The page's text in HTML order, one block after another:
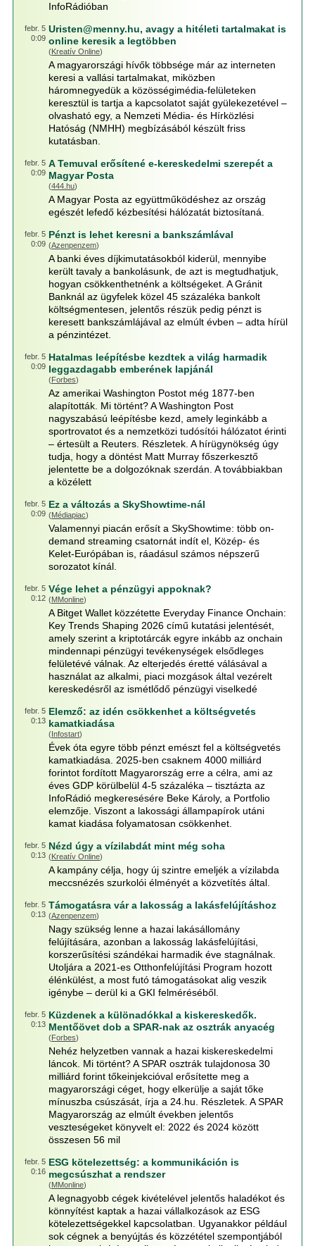
InfoRádióban
febr. 5
0:09
Uristen@menny.hu, avagy a hitéleti tartalmakat is
online keresik a legtöbben
(Kreatív Online)
A magyarországi hívők többsége már az interneten
keresi a vallási tartalmakat, miközben
háromnegyedük a közösségimédia-felületeken
keresztül is tartja a kapcsolatot saját gyülekezetével –
olvasható egy, a Nemzeti Média- és Hírközlési
Hatóság (NMHH) megbízásából készült friss
kutatásban.
febr. 5
0:09
A Temuval erősítené e-kereskedelmi szerepét a
Magyar Posta
(444.hu)
A Magyar Posta az együttműködéshez az ország
egészét lefedő kézbesítési hálózatát biztosítaná.
febr. 5
0:09
Pénzt is lehet keresni a bankszámlával
(Azenpenzem)
A banki éves díjkimutatásokból kiderül, mennyibe
került tavaly a bankolásunk, de azt is megtudhatjuk,
hogyan csökkenthetnénk a költségeket. A Gránit
Banknál az ügyfelek közel 45 százaléka bankolt
költségmentesen, jelentős részük pedig pénzt is
keresett bankszámlájával az elmúlt évben – adta hírül
a pénzintézet.
febr. 5
0:09
Hatalmas leépítésbe kezdtek a világ harmadik
leggazdagabb emberének lapjánál
(Forbes)
Az amerikai Washington Postot még 1877-ben
alapították. Mi történt? A Washington Post
nagyszabású leépítésbe kezd, amely leginkább a
sportrovatot és a nemzetközi tudósítói hálózatot érinti
– értesült a Reuters. Részletek. A hírügynökség úgy
tudja, hogy a döntést Matt Murray főszerkesztő
jelentette be a dolgozóknak szerdán. A továbbiakban
a közélett
febr. 5
0:09
Ez a változás a SkyShowtime-nál
(Médiapiac)
Valamennyi piacán erősít a SkyShowtime: több on-
demand streaming csatornát indít el, Közép- és
Kelet-Európában is, ráadásul számos népszerű
sorozatot kínál.
febr. 5
0:12
Vége lehet a pénzügyi appoknak?
(MMonline)
A Bitget Wallet közzétette Everyday Finance Onchain:
Key Trends Shaping 2026 című kutatási jelentését,
amely szerint a kriptotárcák egyre inkább az onchain
mindennapi pénzügyi tevékenységek elsődleges
felületévé válnak. Az elterjedés éretté válásával a
használat az alkalmi, piaci mozgások által vezérelt
kereskedésről az ismétlődő pénzügyi viselkedé
febr. 5
0:13
Elemző: az idén csökkenhet a költségvetés
kamatkiadása
(Infostart)
Évek óta egyre több pénzt emészt fel a költségvetés
kamatkiadása. 2025-ben csaknem 4000 milliárd
forintot fordított Magyarország erre a célra, ami az
éves GDP körülbelül 4-5 százaléka – tisztázta az
InfoRádió megkeresésére Beke Károly, a Portfolio
elemzője. Viszont a lakossági állampapírok utáni
kamat kiadása folyamatosan csökkenhet.
febr. 5
0:13
Nézd úgy a vízilabdát mint még soha
(Kreatív Online)
A kampány célja, hogy új szintre emeljék a vízilabda
meccsnézés szurkolói élményét a közvetítés által.
febr. 5
0:13
Támogatásra vár a lakosság a lakásfelújításhoz
(Azenpenzem)
Nagy szükség lenne a hazai lakásállomány
felújítására, azonban a lakosság lakásfelújítási,
korszerűsítési szándékai harmadik éve stagnálnak.
Utoljára a 2021-es Otthonfelújítási Program hozott
élénkülést, a most futó támogatásokat alig veszik
igénybe – derül ki a GKI felméréséből.
febr. 5
0:13
Küzdenek a különadókkal a kiskereskedők.
Mentőövet dob a SPAR-nak az osztrák anyacég
(Forbes)
Nehéz helyzetben vannak a hazai kiskereskedelmi
láncok. Mi történt? A SPAR osztrák tulajdonosa 30
milliárd forint tőkeinjekcióval erősítette meg a
magyarországi céget, hogy elkerülje a saját tőke
mínuszba csúszását, írja a 24.hu. Részletek. A SPAR
Magyarország az elmúlt években jelentős
veszteségeket könyvelt el: 2022 és 2024 között
összesen 56 mil
febr. 5
0:16
ESG kötelezettség: a kommunikáción is
megcsúszhat a rendszer
(MMonline)
A legnagyobb cégek kivételével jelentős haladékot és
könnyítést kaptak a hazai vállalkozások az ESG
kötelezettségekkel kapcsolatban. Ugyanakkor például
sok cégnek a benyújtás és közzététel szempontjából